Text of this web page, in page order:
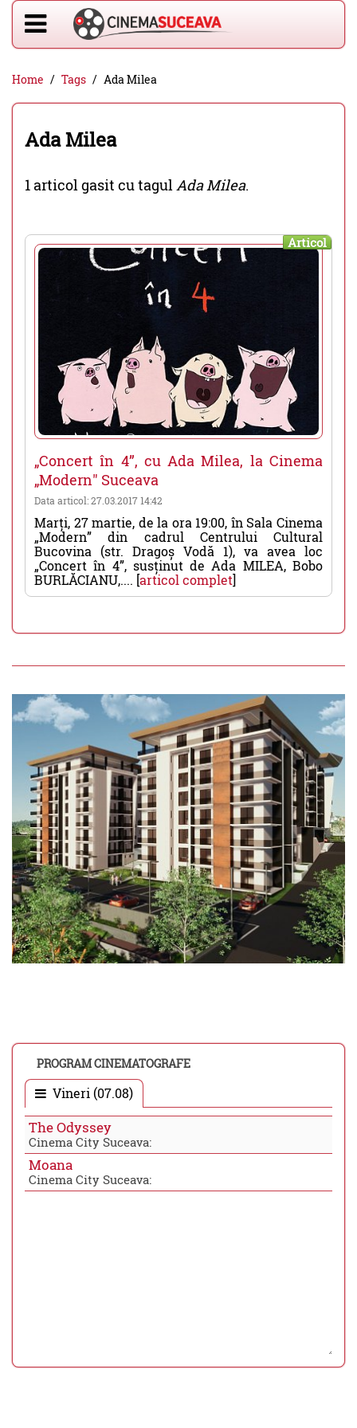
Home Tags Ada Milea
Ada Milea
1 articol gasit cu tagulAda Milea.
Articol
„Concert în 4”, cu Ada Milea, la Cinema
„Modern" Suceava
Data articol: 27.03.2017 14:42
Marți, 27 martie, de la ora 19:00, în Sala Cinema
„Modern” din cadrul Centrului Cultural
Bucovina (str. Dragoș Vodă 1), va avea loc
„Concert în 4”, susținut de Ada MILEA, Bobo
BURLĂCIANU,.... [articol complet]
PROGRAM CINEMATOGRAFE
Vineri (07.08)
The Odyssey
Cinema City Suceava:
Moana
Cinema City Suceava: